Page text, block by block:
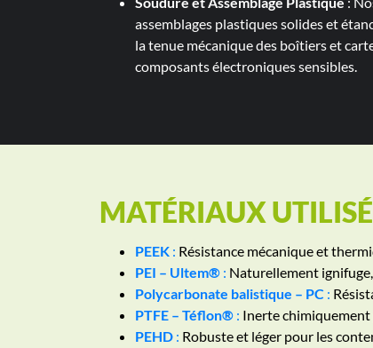
assemblages plastiques solides et
la tenue mécanique des boîtiers et
composants électroniques sensibles.
MATÉRIAUX
PEEK : Résistance mécanique et
PEI – Ultem® : Naturellement
Polycarbonate balistique – PC :
PTFE – Téflon® : Inerte
PEHD : Robuste et léger pour les